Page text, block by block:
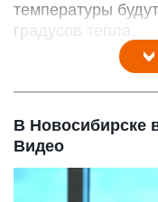
температуры
градусов тепла.
В Новосибирске
Видео